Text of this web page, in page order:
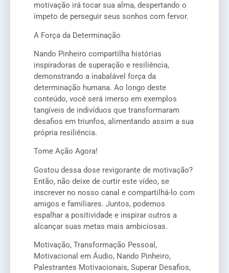
motivação irá tocar sua alma, despertando o
ímpeto de perseguir seus sonhos com fervor.
A Força da Determinação
Nando Pinheiro compartilha histórias
inspiradoras de superação e resiliência,
demonstrando a inabalável força da
determinação humana. Ao longo deste
conteúdo, você será imerso em exemplos
tangíveis de indivíduos que transformaram
desafios em triunfos, alimentando assim a sua
própria resiliência.
Tome Ação Agora!
Gostou dessa dose revigorante de motivação?
Então, não deixe de curtir este vídeo, se
inscrever no nosso canal e compartilhá-lo com
amigos e familiares. Juntos, podemos
espalhar a positividade e inspirar outros a
alcançar suas metas mais ambiciosas.
Motivação, Transformação Pessoal,
Motivacional em Áudio, Nando Pinheiro,
Palestrantes Motivacionais, Superar Desafios,